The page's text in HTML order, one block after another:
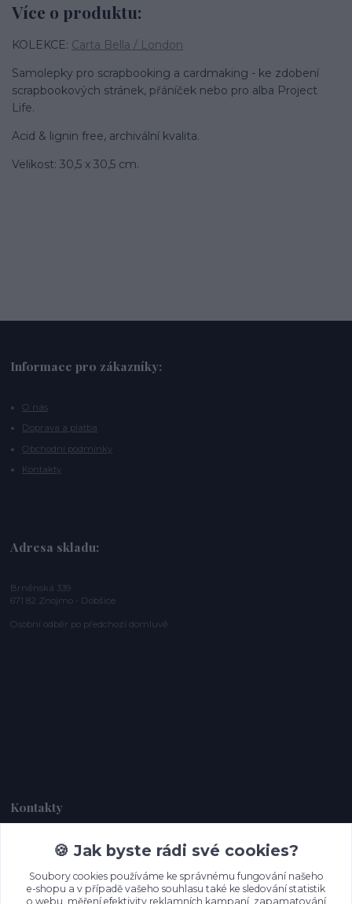
Více o produktu:
KOLEKCE: Carta Bella / London
Samolepky pro scrapbooking a cardmaking - ke zdobení
scrapbookových stránek, přáníček nebo pro alba Project
Life.
Acid & lignin free, archivální kvalita.
Velikost: 30,5 x 30,5 cm.
Informace pro zákazníky:
O nás
Doprava a platba
Obchodní podmínky
Kontakty
Adresa skladu:
Brněnská 339
671 82 Znojmo - Dobšice
Osobní odběr po předchozí domluvě.
Kontakty
Dagmar Handlová
+420 734 380 930
(Po-Ne, 8-20 hod.)
🍪 Jak byste rádi své cookies?
Soubory cookies používáme ke správnému fungování našeho
e-shopu a v případě vašeho souhlasu také ke sledování statistik
o webu, měření efektivity reklamních kampaní, zapamatování